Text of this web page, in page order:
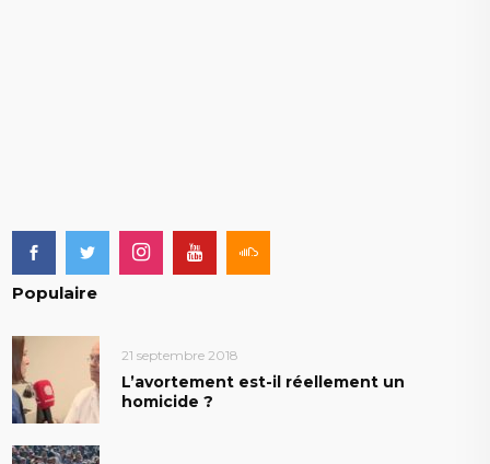
Populaire
21 septembre 2018
L’avortement est-il réellement un
homicide ?